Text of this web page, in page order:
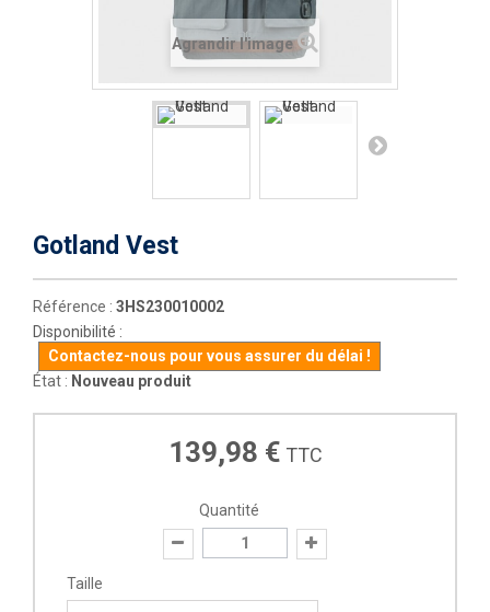
Agrandir l'image
Gotland Vest
Référence : 3HS230010002
Disponibilité :
Contactez-nous pour vous assurer du délai !
État : Nouveau produit
139,98 € TTC
Quantité
Taille